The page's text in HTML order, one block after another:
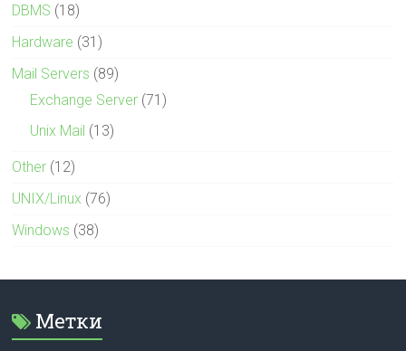
DBMS (18)
Hardware (31)
Mail Servers (89)
Exchange Server (71)
Unix Mail (13)
Other (12)
UNIX/Linux (76)
Windows (38)
Метки